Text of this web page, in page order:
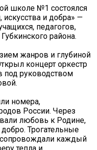
школе №1 состоялся
и добра» —
педагогов,
района.
жанров и глубиной
концерт оркестр
под руководством
номера,
России. Через
любовь к Родине,
Трогательные
каждый